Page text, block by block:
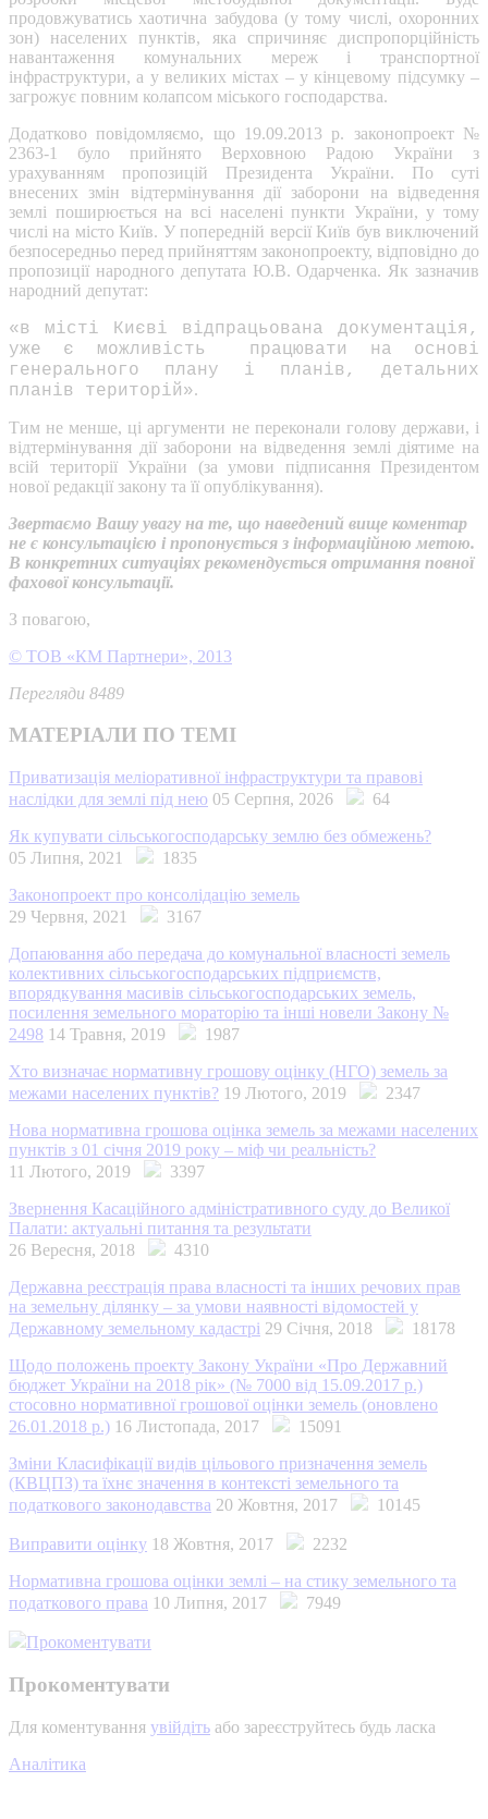
продовжуватись хаотична забудова (у тому числі, охоронних
зон) населених пунктів, яка спричиняє диспропорційність
навантаження комунальних мереж і транспортної
інфраструктури, а у великих містах – у кінцевому підсумку –
загрожує повним колапсом міського господарства.
Додатково повідомляємо, що 19.09.2013 р. законопроект №
2363-1 було прийнято Верховною Радою України з
урахуванням пропозицій Президента України. По суті
внесених змін відтермінування дії заборони на відведення
землі поширюється на всі населені пункти України, у тому
числі на місто Київ. У попередній версії Київ був виключений
безпосередньо перед прийняттям законопроекту, відповідно до
пропозиції народного депутата Ю.В. Одарченка. Як зазначив
народний депутат:
«в місті Києві відпрацьована документація,
уже є можливість працювати на основі
генерального плану і планів, детальних
планів територій».
Тим не менше, ці аргументи не переконали голову держави, і
відтермінування дії заборони на відведення землі діятиме на
всій території України (за умови підписання Президентом
нової редакції закону та її опублікування).
Звертаємо Вашу увагу на те, що наведений вище коментар
не є консультацією і пропонується з інформаційною метою.
В конкретних ситуаціях рекомендується отримання повної
фахової консультації.
З повагою,
© ТОВ «КМ Партнери», 2013
Перегляди 8489
МАТЕРІАЛИ ПО ТЕМІ
Приватизація меліоративної інфраструктури та правові
наслідки для землі під нею 05 Серпня, 2026
64
Як купувати сільськогосподарську землю без обмежень?
05 Липня, 2021
1835
Законопроект про консолідацію земель
29 Червня, 2021
3167
Допаювання або передача до комунальної власності земель
колективних сільськогосподарських підприємств,
впорядкування масивів сільськогосподарських земель,
посилення земельного мораторію та інші новели Закону №
2498 14 Травня, 2019
1987
Хто визначає нормативну грошову оцінку (НГО) земель за
межами населених пунктів? 19 Лютого, 2019
2347
Нова нормативна грошова оцінка земель за межами населених
пунктів з 01 січня 2019 року – міф чи реальність?
11 Лютого, 2019
3397
Звернення Касаційного адміністративного суду до Великої
Палати: актуальні питання та результати
26 Вересня, 2018
4310
Державна реєстрація права власності та інших речових прав
на земельну ділянку – за умови наявності відомостей у
Державному земельному кадастрі 29 Січня, 2018
18178
Щодо положень проекту Закону України «Про Державний
бюджет України на 2018 рік» (№ 7000 від 15.09.2017 р.)
стосовно нормативної грошової оцінки земель (оновлено
26.01.2018 р.) 16 Листопада, 2017
15091
Зміни Класифікації видів цільового призначення земель
(КВЦПЗ) та їхнє значення в контексті земельного та
податкового законодавства 20 Жовтня, 2017 10145
Виправити оцінку 18 Жовтня, 2017
2232
Нормативна грошова оцінки землі – на стику земельного та
податкового права 10 Липня, 2017 7949
Прокоментувати
Прокоментувати
Для коментування увійдіть або зареєструйтесь будь ласка
Аналітика